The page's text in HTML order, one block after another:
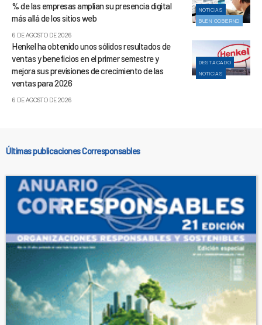
NOTICIAS
BUEN GOBIERNO
% de las empresas amplían su presencia digital
más allá de los sitios web
6 DE AGOSTO DE 2026
DESTACADO
NOTICIAS
Henkel ha obtenido unos sólidos resultados de
ventas y beneficios en el primer semestre y
mejora sus previsiones de crecimiento de las
ventas para 2026
6 DE AGOSTO DE 2026
Últimas publicaciones Corresponsables